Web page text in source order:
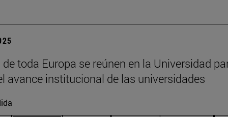
de toda Europa se reúnen en la Universidad
avance institucional de las universidades